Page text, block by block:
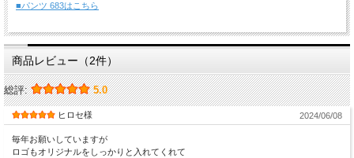
■パンツ 683はこちら
商品レビュー（2件）
総評: 5.0
ヒロセ様 2024/06/08
毎年お願いしていますが
ロゴもオリジナルをしっかりと入れてくれて